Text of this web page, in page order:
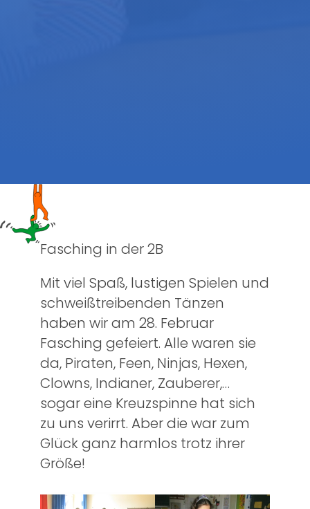
Fasching in der 2B
Mit viel Spaß, lustigen Spielen und
schweißtreibenden Tänzen
haben wir am 28. Februar
Fasching gefeiert. Alle waren sie
da, Piraten, Feen, Ninjas, Hexen,
Clowns, Indianer, Zauberer,…
sogar eine Kreuzspinne hat sich
zu uns verirrt. Aber die war zum
Glück ganz harmlos trotz ihrer
Größe!